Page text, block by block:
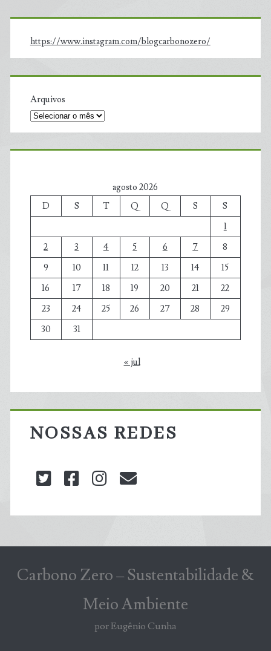
https://www.instagram.com/blogcarbonozero/
Arquivos
agosto 2026
D
S T Q Q S
S
1
2
3 4 5 6 7
8
9
10 11 12 13 14
15
16
17 18 19 20 21
22
23
24 25 26 27 28
29
30
31
« jul
NOSSAS REDES
twitterfacebookinstagram
Carbono Zero – Sustentabilidade &
Meio Ambiente
por Eugênio Cunha